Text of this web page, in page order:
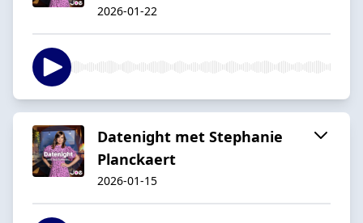
2026-01-22
Datenight met Stephanie
Planckaert
2026-01-15